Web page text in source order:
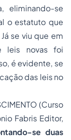
eliminando-se
o estatuto que
se viu que em
leis novas foi
é evidente, se
das leis no
(Curso
Fabris Editor,
se duas